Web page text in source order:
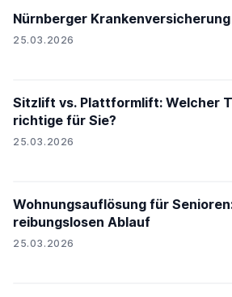
Nürnberger Krankenversicherung
25.03.2026
Sitzlift vs. Plattformlift: Welcher
richtige für Sie?
25.03.2026
Wohnungsauflösung für
reibungslosen Ablauf
25.03.2026